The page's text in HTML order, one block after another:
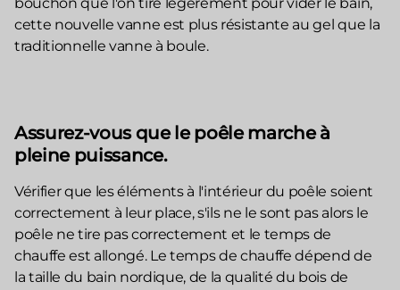
cette nouvelle vanne est plus résistante au gel que la
traditionnelle vanne à boule.
Assurez-vous que le poêle marche à
pleine puissance.
Vérifier que les éléments à l'intérieur du poêle soient
correctement à leur place, s'ils ne le sont pas alors le
poêle ne tire pas correctement et le temps de
chauffe est allongé. Le temps de chauffe dépend de
la taille du bain nordique, de la qualité du bois de